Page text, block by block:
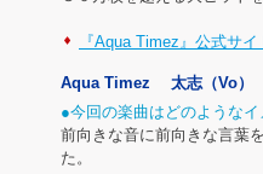
『Aqua Timez』公式サイ
Aqua Timez 太志（Vo）
●今回の楽曲はどのような
前向きな音に前向きな言葉
た。